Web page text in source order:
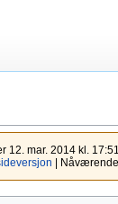
12. mar. 2014 kl.
|